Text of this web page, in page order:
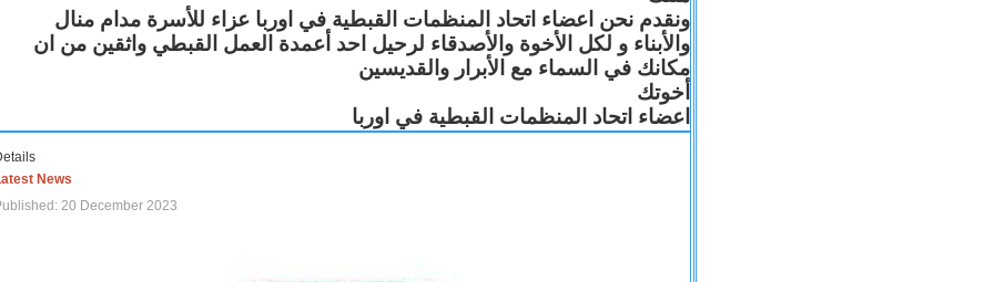
ونقدم نحن اعضاء اتحاد المنظمات القبطية في اوربا عزاء للأسرة مدام منال
والأبناء و لكل الأخوة والأصدقاء لرحيل احد أعمدة العمل القبطي واثقين من ان
مكانك في السماء مع الأبرار والقديسين
أخوتك
اعضاء اتحاد المنظمات القبطية في اوربا
News
20 December 2023